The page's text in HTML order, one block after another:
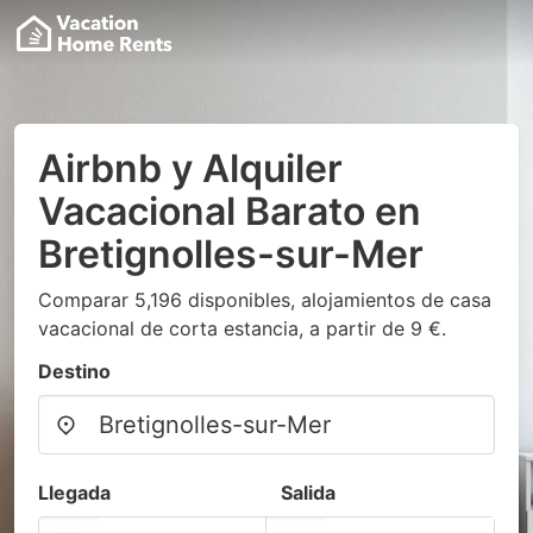
Airbnb y Alquiler
Vacacional Barato en
Bretignolles-sur-Mer
Comparar 5,196 disponibles, alojamientos de casa
vacacional de corta estancia, a partir de 9 €.
Destino
Llegada Salida